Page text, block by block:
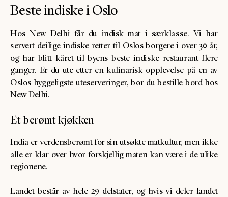
Beste indiske i Oslo
Hos New Delhi får du indisk mat i særklasse. Vi har
servert deilige indiske retter til Oslos borgere i over 30 år,
og har blitt kåret til byens beste indiske restaurant flere
ganger. Er du ute etter en kulinarisk opplevelse på en av
Oslos hyggeligste uteserveringer, bør du bestille bord hos
New Delhi.
Et berømt kjøkken
India er verdensberømt for sin utsøkte matkultur, men ikke
alle er klar over hvor forskjellig maten kan være i de ulike
regionene.
Landet består av hele 29 delstater, og hvis vi deler landet